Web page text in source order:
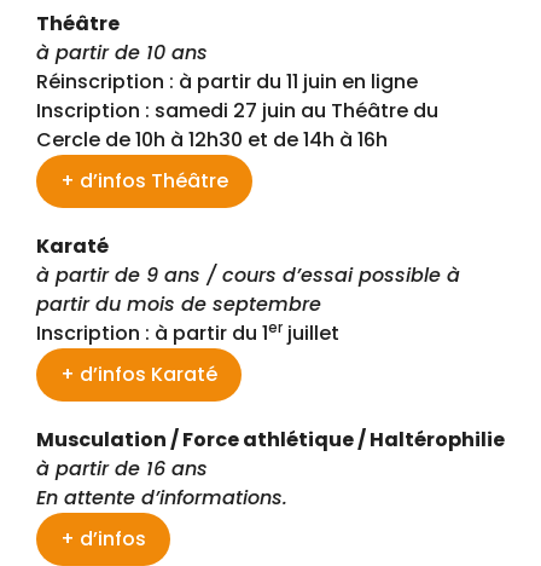
Théâtre
à partir de 10 ans
Réinscription : à partir du 11 juin en ligne
Inscription : samedi 27 juin au Théâtre du
Cercle de 10h à 12h30 et de 14h à 16h
+ d’infos Théâtre
Karaté
à partir de 9 ans / cours d’essai possible à
partir du mois de septembre
Inscription : à partir du 1er juillet
+ d’infos Karaté
Musculation / Force athlétique / Haltérophilie
à partir de 16 ans
En attente d’informations.
+ d’infos